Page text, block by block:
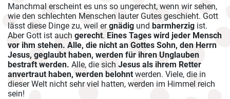
Manchmal erscheint es uns so ungerecht, wenn wir sehen,
wie den schlechten Menschen lauter Gutes geschieht. Gott
lässt diese Dinge zu, weil ergnädig und barmherzig ist.
Aber Gott ist auch gerecht. Eines Tages wird jeder Mensch
vor ihm stehen. Alle, die nicht an Gottes Sohn, den Herrn
Jesus, geglaubt haben, werden für ihren Unglauben
bestraft werden. Alle, die sich Jesus als ihrem Retter
anvertraut haben, werden belohnt werden. Viele, die in
dieser Welt nicht sehr viel hatten, werden im Himmel reich
sein!